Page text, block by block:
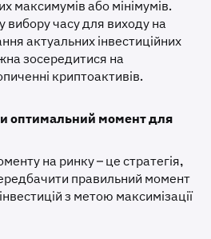
максимумів або мінімумів.
часу для виходу на
актуальних інвестиційних
зосередитися на
криптоактивів.
оптимальний момент для
на ринку – це стратегія,
правильний момент
з метою максимізації